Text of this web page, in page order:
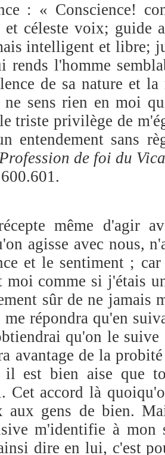
: « Conscience!
céleste voix; guide
intelligent et libre;
rends l'homme
de sa nature et
sens rien en moi
triste privilège de
entendement sans
de foi du
même d'agir
agisse avec nous,
et le sentiment ;
moi comme si j'étais
sûr de ne jamais
me répondra qu'en
qu'on le suive
avantage de la
est bien aise que
Cet accord là
aux gens de bien.
m'identifie à mon
dire en lui, c'est